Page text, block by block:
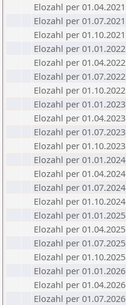
Elozahl per 01.04.2021
Elozahl per 01.07.2021
Elozahl per 01.10.2021
Elozahl per 01.01.2022
Elozahl per 01.04.2022
Elozahl per 01.07.2022
Elozahl per 01.10.2022
Elozahl per 01.01.2023
Elozahl per 01.04.2023
Elozahl per 01.07.2023
Elozahl per 01.10.2023
Elozahl per 01.01.2024
Elozahl per 01.04.2024
Elozahl per 01.07.2024
Elozahl per 01.10.2024
Elozahl per 01.01.2025
Elozahl per 01.04.2025
Elozahl per 01.07.2025
Elozahl per 01.10.2025
Elozahl per 01.01.2026
Elozahl per 01.04.2026
Elozahl per 01.07.2026